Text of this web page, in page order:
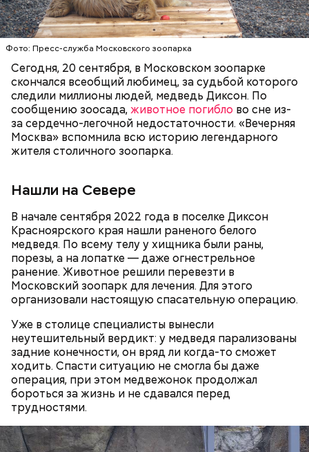
Фото: Пресс-служба Московского зоопарка
Сегодня, 20 сентября, в Московском зоопарке
скончался всеобщий любимец, за судьбой которого
следили миллионы людей, медведь Диксон. По
сообщению зоосада, животное погибло во сне из-
за сердечно-легочной недостаточности. «Вечерняя
Москва» вспомнила всю историю легендарного
жителя столичного зоопарка.
Нашли на Севере
В начале сентября 2022 года в поселке Диксон
Красноярского края нашли раненого белого
медведя. По всему телу у хищника были раны,
порезы, а на лопатке — даже огнестрельное
ранение. Животное решили перевезти в
Московский зоопарк для лечения. Для этого
организовали настоящую спасательную операцию.
Уже в столице специалисты вынесли
неутешительный вердикт: у медведя парализованы
задние конечности, он вряд ли когда-то сможет
ходить. Спасти ситуацию не смогла бы даже
операция, при этом медвежонок продолжал
бороться за жизнь и не сдавался перед
трудностями.
Как выбрать дыню
Фото: Shutterstock